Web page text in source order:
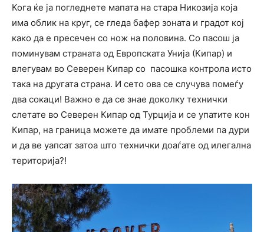
Кога ќе ја погледнете мапата на стара Никозија која
има облик на круг, се гледа бафер зоната и градот кој
како да е пресечен со нож на половина. Со пасош ја
поминувам страната од Европската Унија (Кипар) и
влeгувам во Северен Кипар со пасошка контрола исто
така на другата страна. И сето ова се случува помеѓу
два сокаци! Важно е да се знае доколку технички
слетате во Северен Кипар од Турција и се упатите кон
Кипар, на граница можете да имате проблеми па дури
и да ве уапсат затоа што технички доаѓате од илегална
територија?!